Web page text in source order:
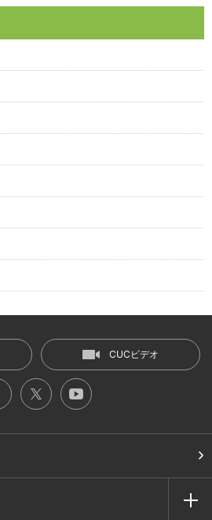
CUCビデオ